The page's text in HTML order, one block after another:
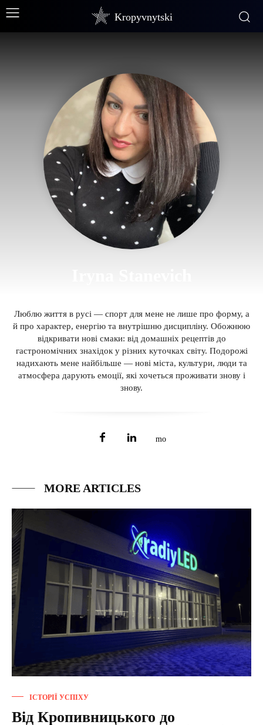
Kropyvnytski
Люблю життя в русі — спорт для мене не лише про форму, а
й про характер, енергію та внутрішню дисципліну. Обожнюю
відкривати нові смаки: від домашніх рецептів до
гастрономічних знахідок у різних куточках світу. Подорожі
надихають мене найбільше — нові міста, культури, люди та
атмосфера дарують емоції, які хочеться проживати знову і
знову.
MORE ARTICLES
ІСТОРІЇ УСПІХУ
Від Кропивницького до